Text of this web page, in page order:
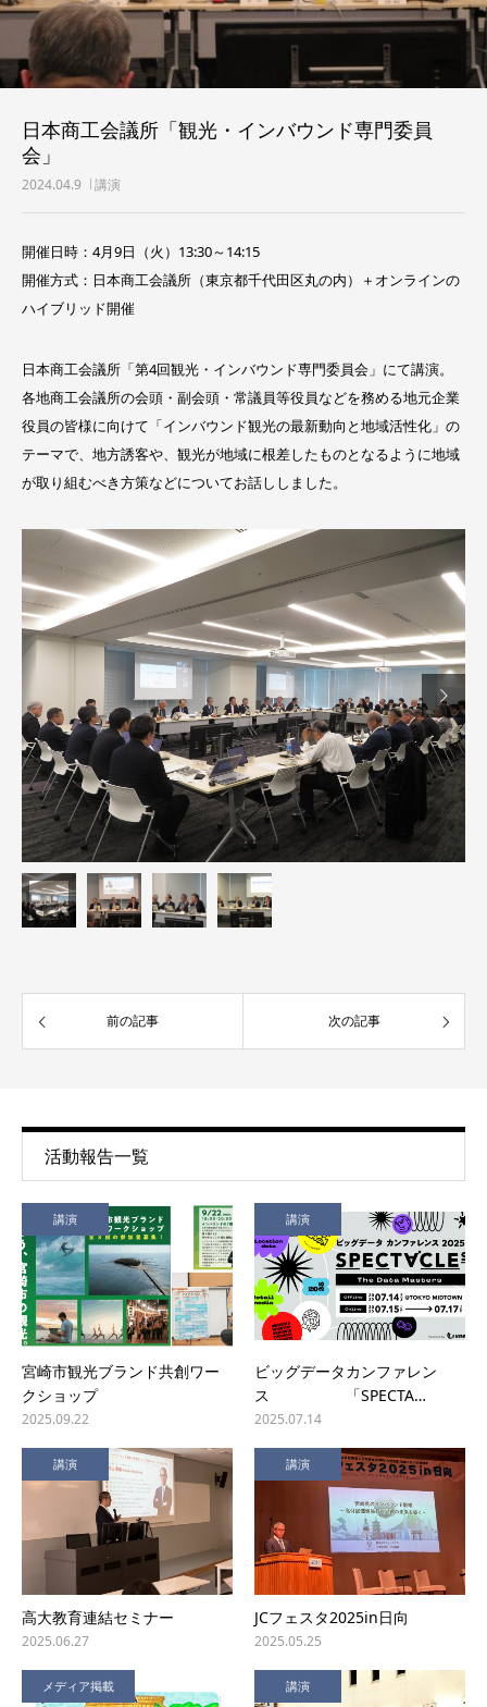
日本商工会議所「観光・インバウンド専門委員
会」
2024.04.9 講演
開催日時：4月9日（火）13:30～14:15
開催方式：日本商工会議所（東京都千代田区丸の内）＋オンラインの
ハイブリッド開催
日本商工会議所「第4回観光・インバウンド専門委員会」にて講演。
各地商工会議所の会頭・副会頭・常議員等役員などを務める地元企業
役員の皆様に向けて「インバウンド観光の最新動向と地域活性化」の
テーマで、地方誘客や、観光が地域に根差したものとなるように地域
が取り組むべき方策などについてお話ししました。

前の記事 次の記事
活動報告一覧
講演
宮崎市観光ブランド共創ワー
クショップ
2025.09.22
講演
ビッグデータカンファレン
ス 「SPECTA…
2025.07.14
講演
高大教育連結セミナー
2025.06.27
講演
JCフェスタ2025in日向
2025.05.25
メディア掲載 講演